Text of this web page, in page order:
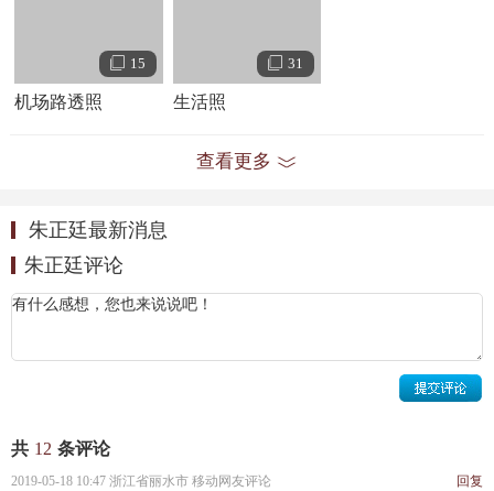
《快乐大本营》在湖南卫视播出；6月15日，其出镜的纪录片
《NINEPERCENT花路之旅》在爱奇艺首播；6月21日，随乐
6月22日，与NINE PERCENT参与录制的综艺节目《奔跑吧第
NEXT推出组合首张音乐专辑《THE FIRST》第二辑；之后，
担任爱奇艺综艺节目《奇妙的食光》的固定嘉宾；
8月17日，随乐华七子NEXT推出组合首张音乐专辑
洲新歌榜年度盛典年度最具人气组合奖；8月23日，随NINE
奖；11月20日，随NINE PERCENT推出组合首张音乐专辑
《TO THE NINES》，收录了包括《创新者》、《了不起的
15
机场路透照
31
生活照
查看更多
朱正廷最新消息
朱正廷评论
共 12 条评论
2019-05-18 10:47 浙江省丽水市 移动网友评论 回复